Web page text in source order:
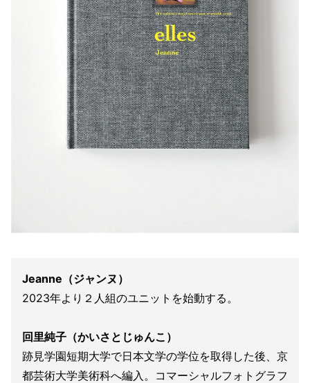
Jeanne（ジャンヌ）
2023年より２人組のユニットを始動する。
回里純子（かいさとじゅんこ）
跡見学園短期大学で日本文学の学位を取得した後、京
都芸術大学美術科へ編入。コマーシャルフォトグラフ